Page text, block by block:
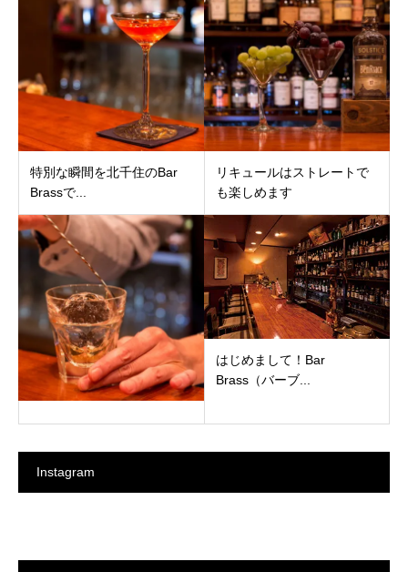
特別な瞬間を北千住のBar
Brassで...
リキュールはストレートで
も楽しめます
はじめまして！Bar
Brass（バーブ...
Instagram